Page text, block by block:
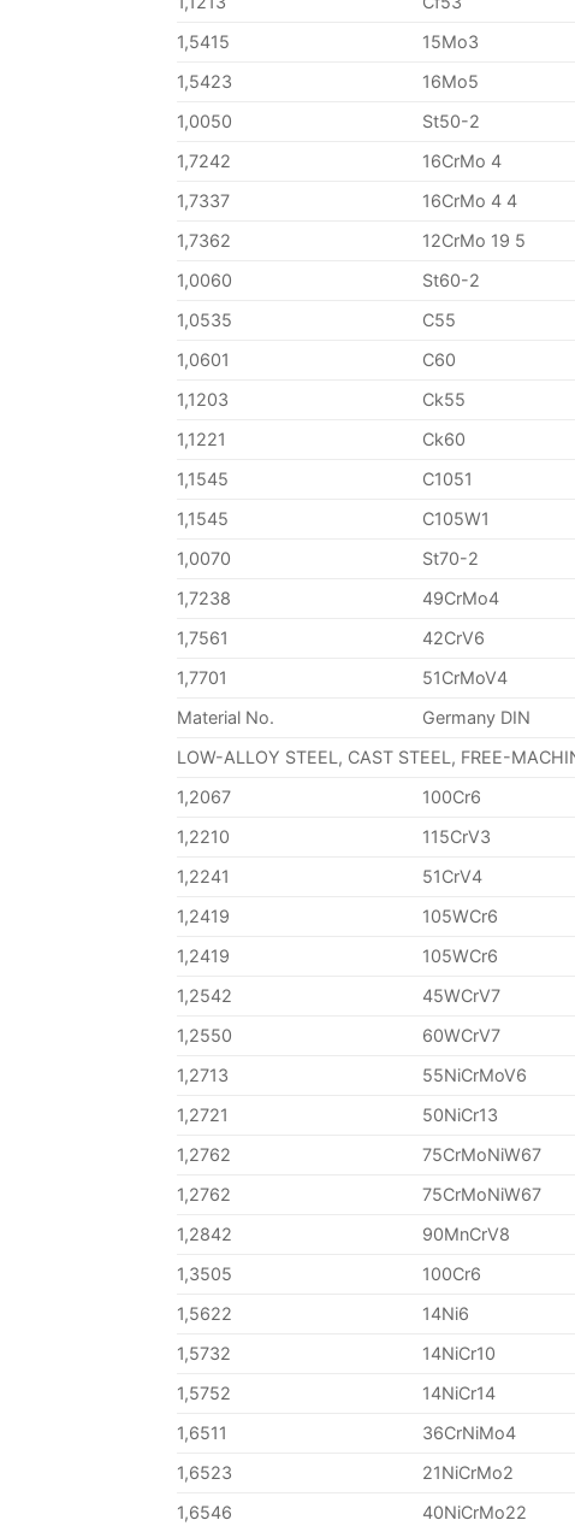
1,5415
15Mo3
1,5423
16Mo5
1,0050
St50-2
1,7242
16CrMo 4
1,7337
16CrMo 4 4
1,7362
12CrMo 19 5
1,0060
St60-2
1,0535
C55
1,0601
C60
1,1203
Ck55
1,1221
Ck60
1,1545
C1051
1,1545
C105W1
1,0070
St70-2
1,7238
49CrMo4
1,7561
42CrV6
1,7701
51CrMoV4
Material No.
Germany DIN
LOW-ALLOY STEEL, CAST STEEL, FREE-
1,2067
100Cr6
1,2210
115CrV3
1,2241
51CrV4
1,2419
105WCr6
1,2419
105WCr6
1,2542
45WCrV7
1,2550
60WCrV7
1,2713
55NiCrMoV6
1,2721
50NiCr13
1,2762
75CrMoNiW67
1,2762
75CrMoNiW67
1,2842
90MnCrV8
1,3505
100Cr6
1,5622
14Ni6
1,5732
14NiCr10
1,5752
14NiCr14
1,6511
36CrNiMo4
1,6523
21NiCrMo2
1,6546
40NiCrMo22